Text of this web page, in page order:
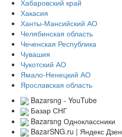
Хабаровский край
Хакасия
Ханты-Мансийский АО
Челябинская область
Чеченская Республика
Чувашия
Чукотский АО
Ямало-Ненецкий АО
Ярославская область
Bazarsng - YouTube
Базар СНГ
Bazarsng Одноклассники
BazarSNG.ru | Яндекс Дзен